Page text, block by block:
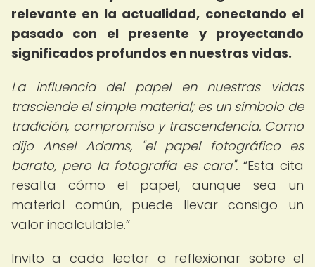
relevante en la actualidad, conectando el
pasado con el presente y proyectando
significados profundos en nuestras vidas.
La influencia del papel en nuestras vidas
trasciende el simple material; es un símbolo de
tradición, compromiso y trascendencia. Como
dijo Ansel Adams, "el papel fotográfico es
barato, pero la fotografía es cara". Esta cita
resalta cómo el papel, aunque sea un
material común, puede llevar consigo un
valor incalculable.
Invito a cada lector a reflexionar sobre el